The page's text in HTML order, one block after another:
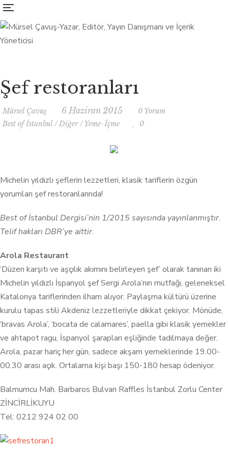
Şef restoranları
Mürsel Çavuş 6 Haziran 2015
0 Yorum
Best of İstanbul /Diğer/Yeme-İçme 0
Michelin yıldızlı şeflerin lezzetleri, klasik tariflerin özgün
yorumları şef restoranlarında!
Best of İstanbul Dergisi’nin 1/2015 sayısında yayınlanmıştır.
Telif hakları DBR’ye aittir.
Arola Restaurant
‘Düzen karşıtı ve aşçılık akımını belirleyen şef’ olarak tanınan iki
Michelin yıldızlı İspanyol şef Sergi Arola’nın mutfağı, geleneksel
Katalonya tariflerinden ilham alıyor. Paylaşma kültürü üzerine
kurulu tapas stili Akdeniz lezzetleriyle dikkat çekiyor. Mönüde,
‘bravas Arola’, ‘bocata de calamares’, paella gibi klasik yemekler
ve ahtapot ragu, İspanyol şarapları eşliğinde tadılmaya değer.
Arola, pazar hariç her gün, sadece akşam yemeklerinde 19.00-
00.30 arası açık. Ortalama kişi başı 150-180 hesap ödeniyor.
Balmumcu Mah. Barbaros Bulvarı Raffles İstanbul Zorlu Center
ZİNCİRLİKUYU
Tel: 0212 924 02 00